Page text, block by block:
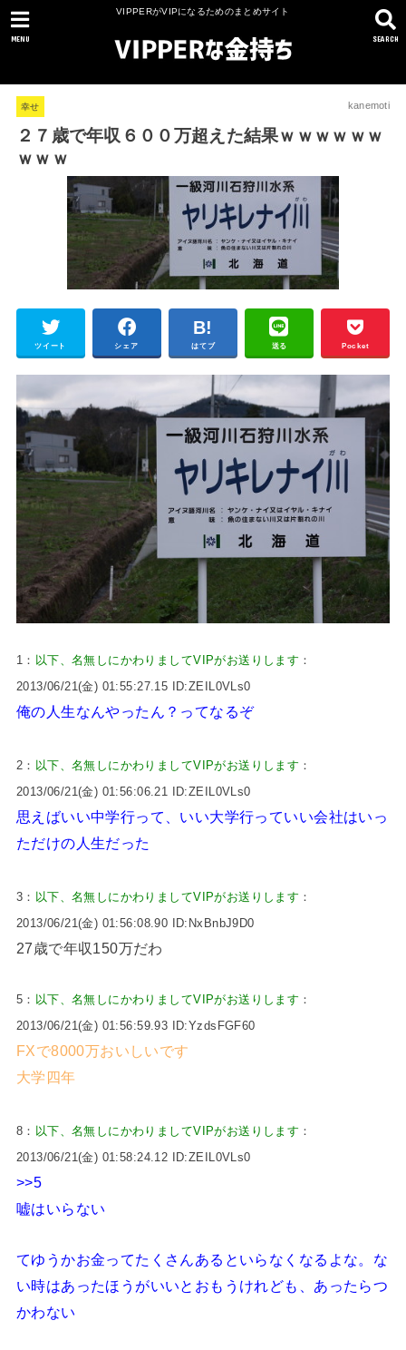
VIPPERがVIPになるためのまとめサイト
SEARCH
MENU
幸せ kanemoti
２７歳で年収６００万超えた結果ｗｗｗｗｗｗ
ｗｗｗ
ツイート シェア はてブ 送る Pocket
1： 以下、名無しにかわりましてVIPがお送りします ：
2013/06/21(金) 01:55:27.15 ID:ZEIL0VLs0
俺の人生なんやったん？ってなるぞ
2： 以下、名無しにかわりましてVIPがお送りします ：
2013/06/21(金) 01:56:06.21 ID:ZEIL0VLs0
思えばいい中学行って、いい大学行っていい会社はいっ
ただけの人生だった
3： 以下、名無しにかわりましてVIPがお送りします ：
2013/06/21(金) 01:56:08.90 ID:NxBnbJ9D0
27歳で年収150万だわ
5： 以下、名無しにかわりましてVIPがお送りします ：
2013/06/21(金) 01:56:59.93 ID:YzdsFGF60
FXで8000万おいしいです
大学四年
8： 以下、名無しにかわりましてVIPがお送りします ：
2013/06/21(金) 01:58:24.12 ID:ZEIL0VLs0
>>5
嘘はいらない
てゆうかお金ってたくさんあるといらなくなるよな。な
い時はあったほうがいいとおもうけれども、あったらつ
かわない